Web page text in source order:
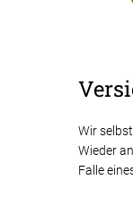
Wir
Wieder
Falle